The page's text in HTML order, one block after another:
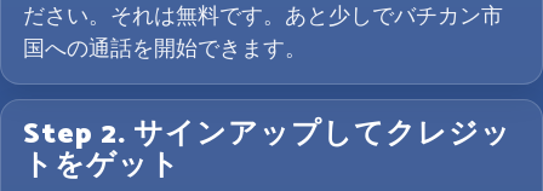
ださい。それは無料です。あと少しでバチカン市
国への通話を開始できます。
Step 2. サインアップしてクレジッ
トをゲット